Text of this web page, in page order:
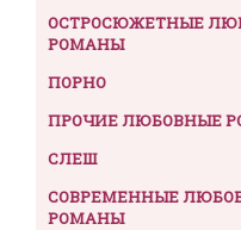
ОСТРОСЮЖЕТНЫЕ
РОМАНЫ
ПОРНО
ПРОЧИЕ ЛЮБОВНЫЕ
СЛЕШ
СОВРЕМЕННЫЕ
РОМАНЫ